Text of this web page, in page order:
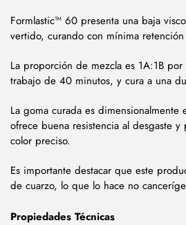
Formlastic™ 60 presenta una baja
vertido, curando con mínima
La proporción de mezcla es 1A:1B
trabajo de 40 minutos, y cura a una
La goma curada es
ofrece buena resistencia al desgaste
color preciso.
Es importante destacar que este
de cuarzo, lo que lo hace no
Propiedades Técnicas